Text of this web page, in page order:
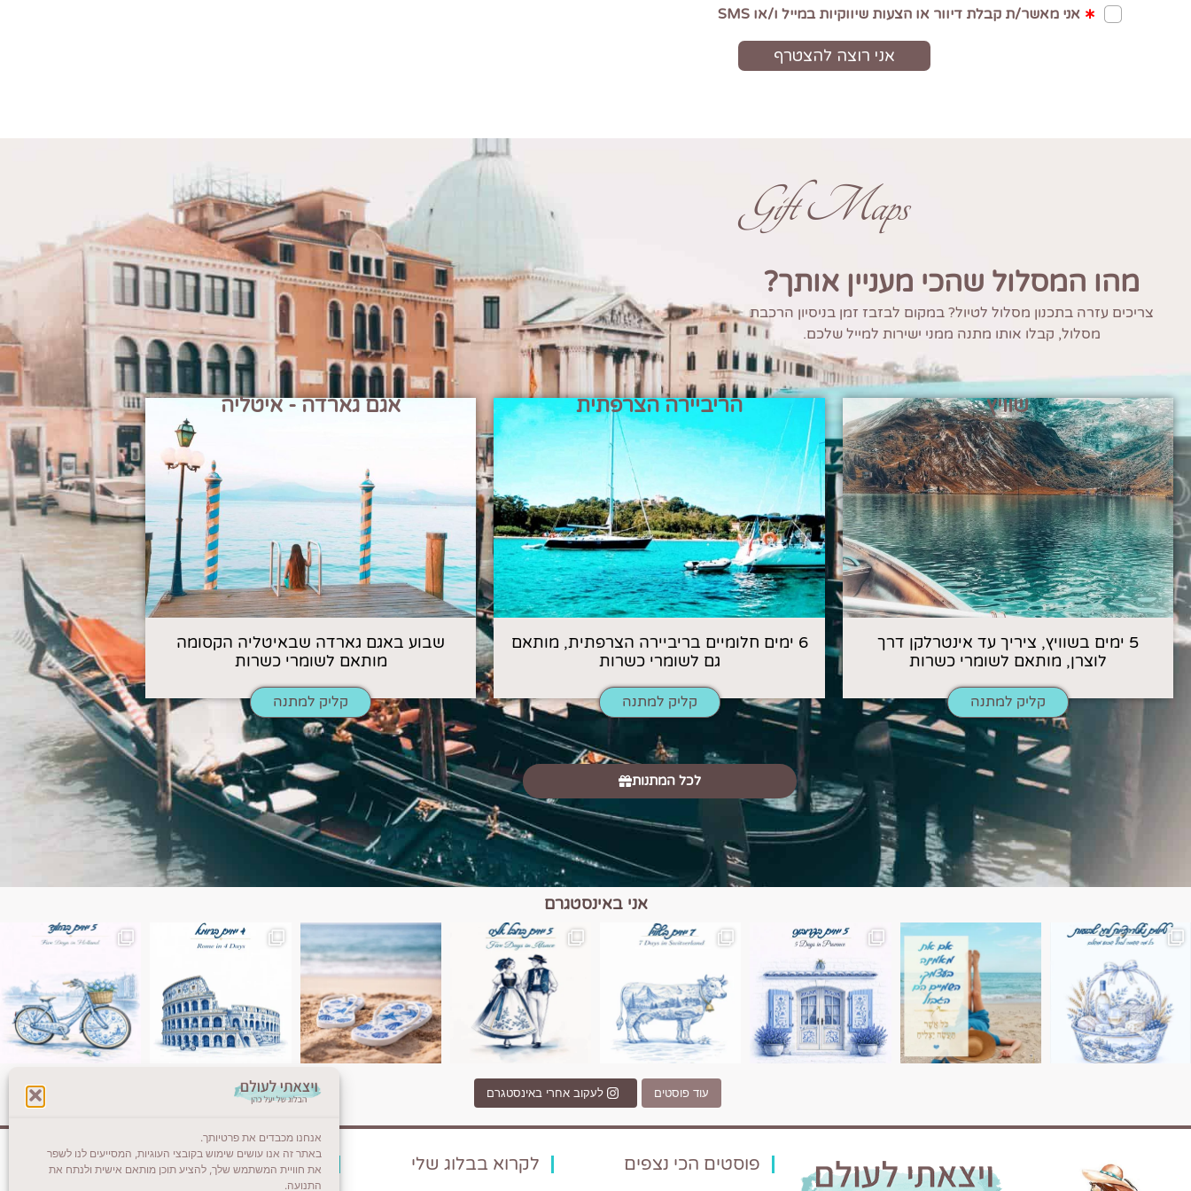
אנחנו מכבדים את פרטיותך.
באתר זה אנו עושים שימוש בקובצי העוגיות, המסייעים לנו לשפר
את חוויית המשתמש שלך, להציע תוכן מותאם אישית ולנתח את
התנועה.
Gift Maps
מהו המסלול שהכי מעניין אותך?
צריכים עזרה בתכנון מסלול לטיול? במקום לבזבז זמן בניסיון הרכבת
מסלול, קבלו אותו מתנה ממני ישירות למייל שלכם.
שוויץ
5 ימים בשוויץ, ציריך עד אינטרלקן דרך
לוצרן, מותאם לשומרי כשרות
קליק למתנה
הריביירה הצרפתית
6 ימים חלומיים בריביירה הצרפתית, מותאם
גם לשומרי כשרות
קליק למתנה
אגם גארדה - איטליה
שבוע באגם גארדה שבאיטליה הקסומה
מותאם לשומרי כשרות
קליק למתנה
לכל המתנות
אני באינסטגרם
השמים הם הגבול 💙🩵 טיול בין כפרים, יין ונופים בחבל אלזס צרפת
יש רגע כזה בחופשה שבו הכל נהיה פשוט יותר. החול, הי
יש ערים בעולם שמרגישות כמו מסע בזמן. רומא היא אחתInstagram post 18087423191462101
עוד פוסטים לעקוב אחרי באינסטגרם
פוסטים הכי נצפים לקרוא בבלוג שלי צרו קשר (לא בשבת)